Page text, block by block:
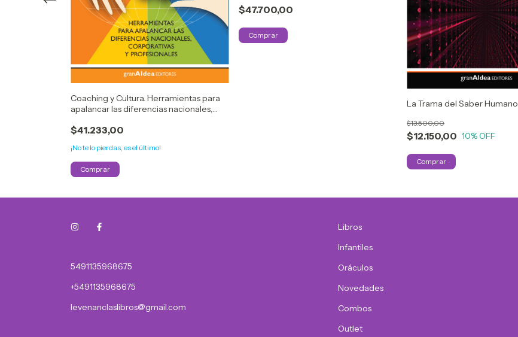
Coaching y Cultura. Herramientas para
apalancar las diferencias nacionales,
Rosinski
$41.233,00
¡No te lo pierdas, es el último!
$47.700,00
La Trama del Saber Humano
$12.150,00
$13.500,00
10% OFF
5491135968675
+5491135968675
levenanclaslibros@gmail.com
Libros
Infantiles
Oráculos
Novedades
Combos
Outlet